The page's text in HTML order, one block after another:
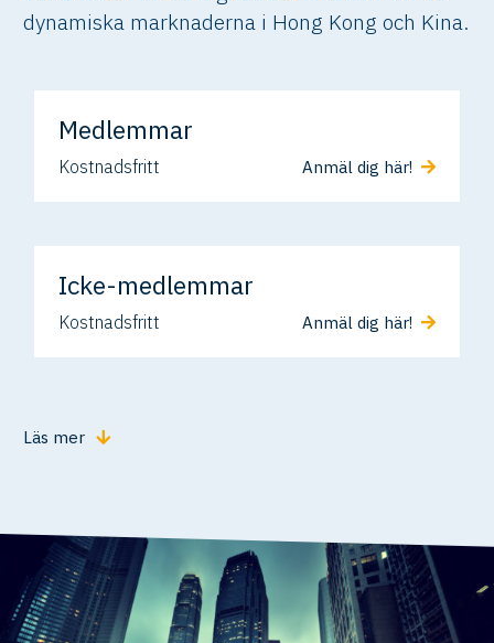
dynamiska marknaderna i Hong Kong och Kina.
Medlemmar
Kostnadsfritt Anmäl dig här!
Icke-medlemmar
Kostnadsfritt Anmäl dig här!
Läs mer